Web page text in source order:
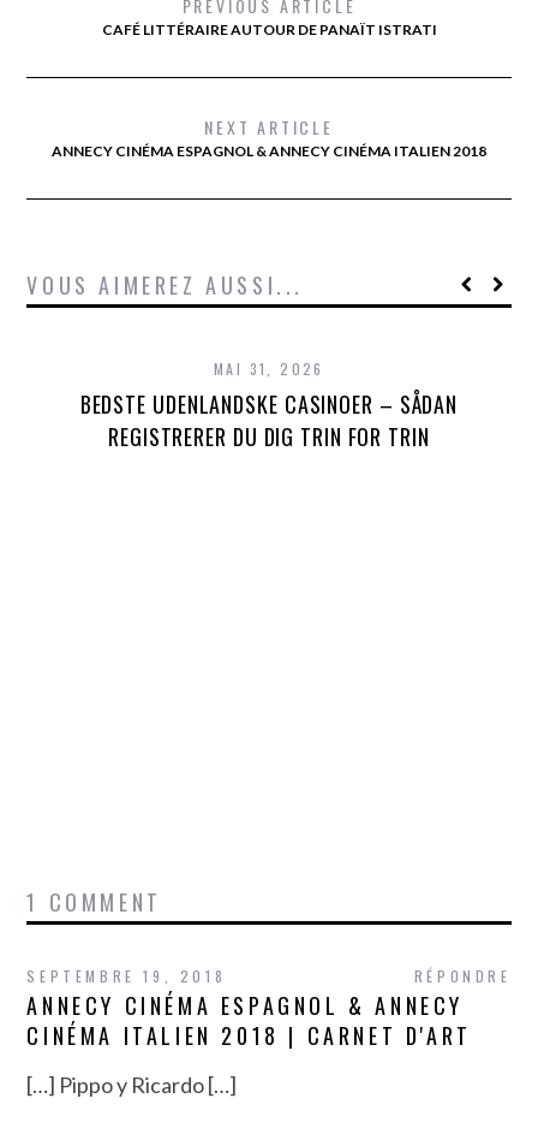
CAFÉ LITTÉRAIRE AUTOUR DE PANAÏT ISTRATI
NEXT ARTICLE
ANNECY CINÉMA ESPAGNOL & ANNECY CINÉMA ITALIEN 2018
VOUS AIMEREZ AUSSI...
MAI 31, 2026
BEDSTE UDENLANDSKE CASINOER – SÅDAN
REGISTRERER DU DIG TRIN FOR TRIN
1 COMMENT
RÉPONDRE
SEPTEMBRE 19, 2018
ANNECY CINÉMA ESPAGNOL & ANNECY
CINÉMA ITALIEN 2018 | CARNET D'ART
[…] Pippo y Ricardo […]